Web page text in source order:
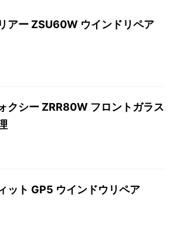
アー ZSU60W ウインドリペア
クシー ZRR80W フロントガラス
ット GP5 ウインドウリペア